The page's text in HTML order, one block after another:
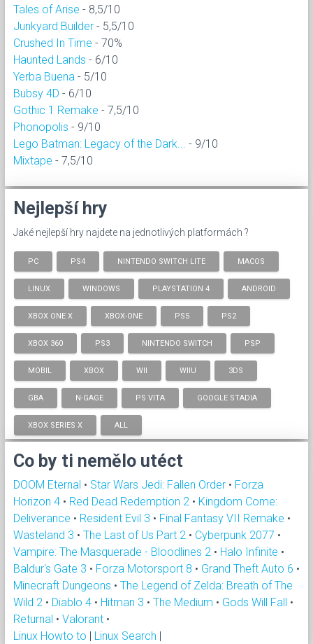
Tales of Arise - 8,5/10
Junkyard Builder - 5,5/10
Crushed In Time - 70%
Haunted Lands - 6/10
Yerba Buena - 5/10
Bubsy 4D - 6/10
Gothic 1 Remake - 7,5/10
Phonopolis - 9/10
Lego Batman: Legacy of the Dark...
- 9/10
Mixtape - 7,5/10
Nejlepší hry
Jaké nejlepší hry najdete na jednotlivých platformách ?
PC PS4 NINTENDO SWITCH LITE MACOS
LINUX WINDOWS PLAYSTATION 4 ANDROID
XBOX ONE X XBOX-ONE PS5 PS2
XBOX 360 PS3 NINTENDO SWITCH PSP
MOBIL XBOX WII WIIU 3DS
GBA N-GAGE PS VITA GOOGLE STADIA
XBOX SERIES X ALL
Co by ti nemělo utéct
DOOM Eternal • Star Wars Jedi: Fallen Order • Forza
Horizon 4 • Red Dead Redemption 2 • Kingdom Come:
Deliverance • Resident Evil 3 • Final Fantasy VII Remake •
Wasteland 3 • The Last of Us Part 2 • Cyberpunk 2077 •
Vampire: The Masquerade - Bloodlines 2 • Halo Infinite •
Baldur's Gate 3 • Forza Motorsport 8 • Grand Theft Auto 6 •
Minecraft Dungeons • The Legend of Zelda: Breath of The
Wild 2 • Diablo 4 • Hitman 3 • The Medium • Gods Will Fall •
Returnal • Valorant •
Linux Howto to | Linux Search |